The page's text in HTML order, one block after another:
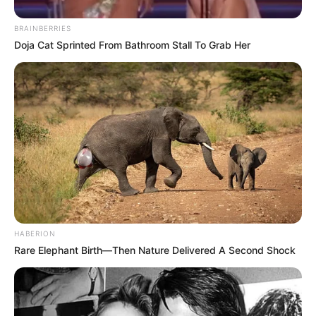
ΤΟ ΣΕΝΑΡΙΟ ΓΙΑ … 3ο ΨΕΥΤΙΚΟ ΠΑΓΚΟΣΜΙΟ ΠΟΛΕΜΟ
ΚΤΙΖΕΤΑΙ ΣΙΓΑ ΣΙΓΑ! ΤΟ ΘΕΑΤΡΟ ΣΥΝΕΧΙΖΕΤΑΙ.
BRAINBERRIES
Doja Cat Sprinted From Bathroom Stall To Grab Her
HABERION
Rare Elephant Birth—Then Nature Delivered A Second Shock